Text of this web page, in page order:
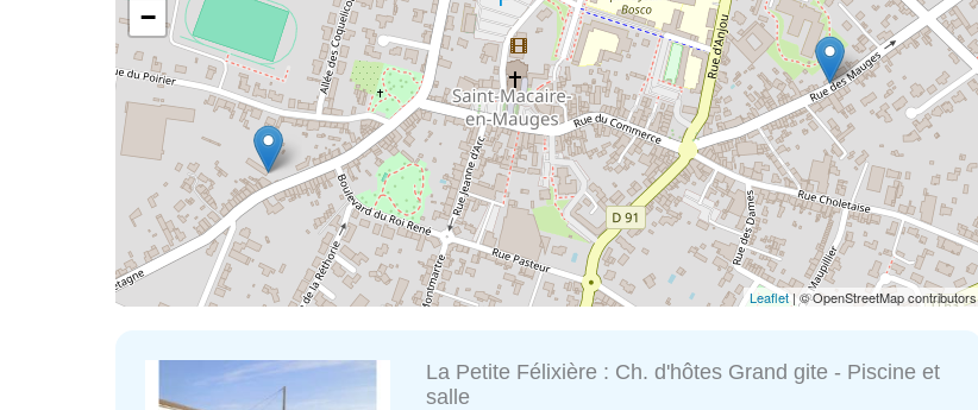
−
Leaflet| © OpenStreetMap contributors
La Petite Félixière : Ch. d'hôtes Grand gite - Piscine et
salle